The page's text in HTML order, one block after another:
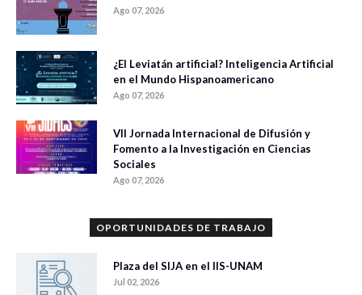
Ago 07, 2026
¿El Leviatán artificial? Inteligencia Artificial
en el Mundo Hispanoamericano
Ago 07, 2026
VII Jornada Internacional de Difusión y
Fomento a la Investigación en Ciencias
Sociales
Ago 07, 2026
OPORTUNIDADES DE TRABAJO
Plaza del SIJA en el IIS-UNAM
Jul 02, 2026